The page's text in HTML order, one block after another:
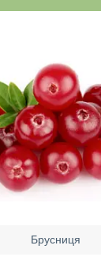
Брусниця